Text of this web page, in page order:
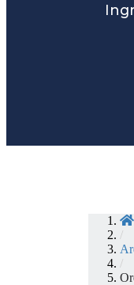
/
/